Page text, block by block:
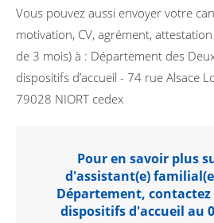
Vous pouvez aussi envoyer votre
motivation, CV, agrément,
de 3 mois) à : Département des
dispositifs d’accueil - 74 rue Alsace
79028 NIORT cedex
Pour en savoir plus
d'assistant(e)
Département, contactez
dispositifs d'accueil au